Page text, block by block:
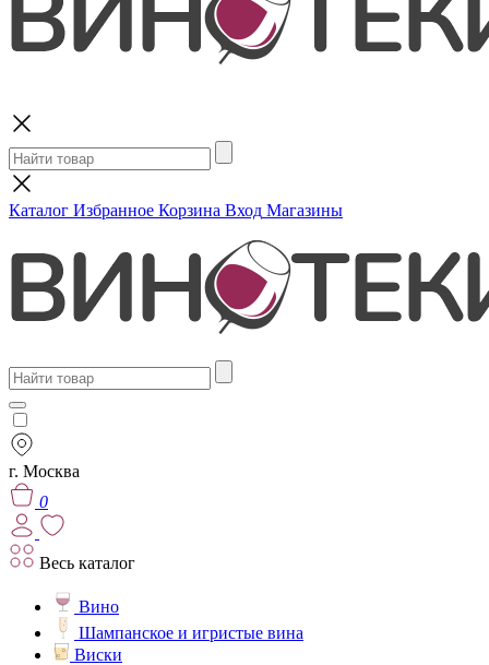
Каталог Избранное Корзина Вход Магазины
г. Москва
0
Весь каталог
Вино
Шампанское и игристые вина
Виски